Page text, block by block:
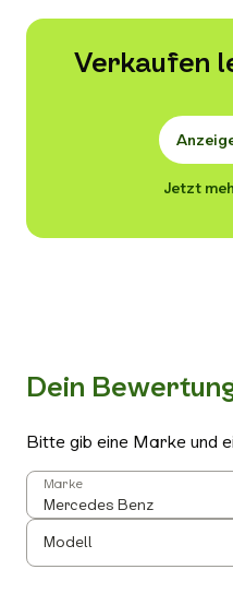
Verkaufen
Jetzt
Dein
Bitte gib eine Marke und
Marke
Modell